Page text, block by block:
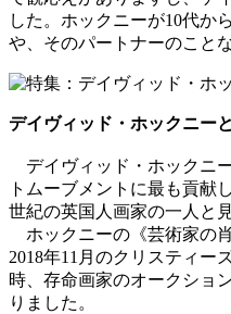
した。ホックニーが10代か
や、そのパートナーのこと
デイヴィッド・ホックニー
デイヴィッド・ホックニ
トムーブメントに最も貢献
世紀の英国人画家の一人と
ホックニーの《芸術家の
2018年11月のクリスティー
時、存命画家のオークショ
りました。